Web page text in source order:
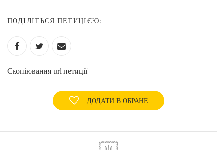
ПОДІЛІТЬСЯ ПЕТИЦІЄЮ:
Скопіювання url петиції
ДОДАТИ В ОБРАНЕ